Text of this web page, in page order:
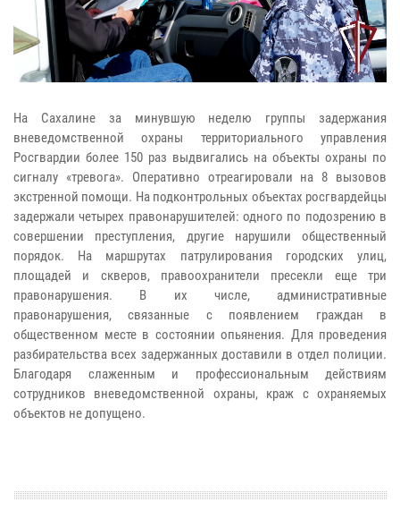
На Сахалине за минувшую неделю группы задержания
вневедомственной охраны территориального управления
Росгвардии более 150 раз выдвигались на объекты охраны по
сигналу «тревога». Оперативно отреагировали на 8 вызовов
экстренной помощи. На подконтрольных объектах росгвардейцы
задержали четырех правонарушителей: одного по подозрению в
совершении преступления, другие нарушили общественный
порядок. На маршрутах патрулирования городских улиц,
площадей и скверов, правоохранители пресекли еще три
правонарушения. В их числе, административные
правонарушения, связанные с появлением граждан в
общественном месте в состоянии опьянения. Для проведения
разбирательства всех задержанных доставили в отдел полиции.
Благодаря слаженным и профессиональным действиям
сотрудников вневедомственной охраны, краж с охраняемых
объектов не допущено.